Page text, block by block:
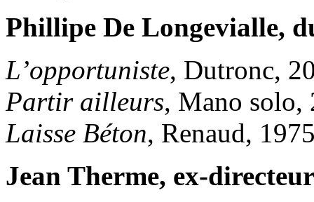
Phillipe De Longevialle,
L’opportuniste, Dutronc,
Partir ailleurs, Mano solo,
Laisse Béton, Renaud,
Jean Therme, ex-